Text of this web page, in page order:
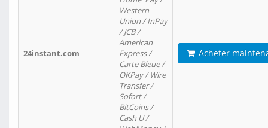
24instant.com
Western
Union / InPay
/ JCB /
American
Express /
Carte Bleue /
OKPay / Wire
Transfer /
Sofort /
BitCoins /
Cash U /
Acheter